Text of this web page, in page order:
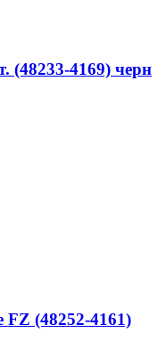
(48233-4169) черн
(48252-4161)